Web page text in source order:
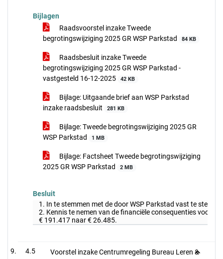
Bijlagen
Raadsvoorstel inzake Tweede
begrotingswijziging 2025 GR WSP Parkstad
84 KB
Raadsbesluit inzake Tweede
begrotingswijziging 2025 GR WSP Parkstad -
vastgesteld 16-12-2025
42 KB
Bijlage: Uitgaande brief aan WSP Parkstad
inzake raadsbesluit
281 KB
Bijlage: Tweede begrotingswijziging 2025 GR
WSP Parkstad
1 MB
Bijlage: Factsheet Tweede begrotingswijziging
2025 GR WSP Parkstad
2 MB
Besluit
1. In te stemmen met de door WSP Parkstad vast te
2. Kennis te nemen van de financiële consequenties voor
€ 191.417 naar € 26.485.
4.5
Voorstel inzake Centrumregeling Bureau Leren &